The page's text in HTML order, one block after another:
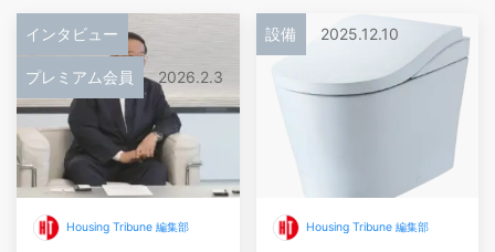
インタビュー
プレミアム会員 2026.2.3
Housing Tribune 編集部
設備 2025.12.10
Housing Tribune 編集部